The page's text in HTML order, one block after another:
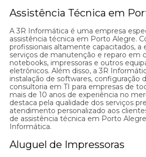
Assistência Técnica em
A 3R Informática é uma empresa
assistência técnica em Porto Alegre.
profissionais altamente capacitados, a
serviços de manutenção e reparo em
notebooks, impressoras e outros
eletrônicos. Além disso, a 3R
instalação de softwares, configuração
consultoria em TI para empresas de
mais de 10 anos de experiência no
destaca pela qualidade dos serviços
atendimento personalizado aos
de assistência técnica em Porto
Informática.
Aluguel de Impressoras